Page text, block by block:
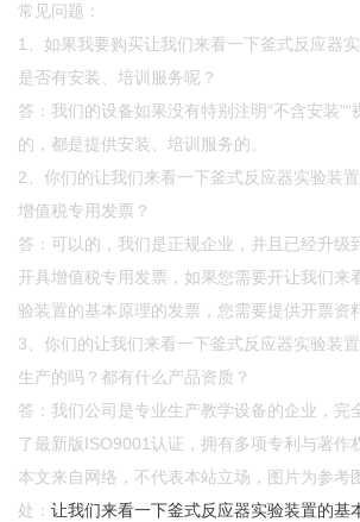
常见问题：
1、如果我要购买让我们来看一下釜式反应器
是否有安装、培训服务呢？
答：我们的设备如果没有特别注明“不含安装”“
的，都是提供安装、培训服务的。
2、你们的让我们来看一下釜式反应器实验装
增值税专用发票？
答：可以的，我们是正规企业，并且已经升级
开具增值税专用发票，如果您需要开让我们来
验装置的基本原理的发票，您需要提供开票资
3、你们的让我们来看一下釜式反应器实验装
生产的吗？都有什么产品资质？
答：我们公司是专业生产教学设备的企业，完
了最新版ISO9001认证，拥有多项专利与著作
本文来自网络，不代表本站立场，图片为参考
处：让我们来看一下釜式反应器实验装置的基